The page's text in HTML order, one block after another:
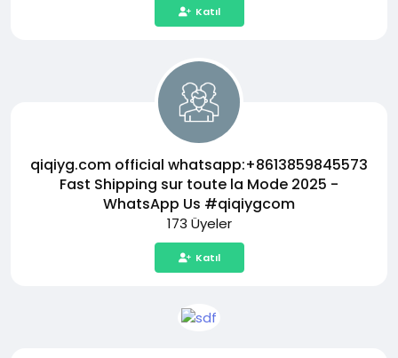
Katıl
qiqiyg.com official whatsapp:+8613859845573
Fast Shipping sur toute la Mode 2025 -
WhatsApp Us #qiqiygcom
173 Üyeler
Katıl